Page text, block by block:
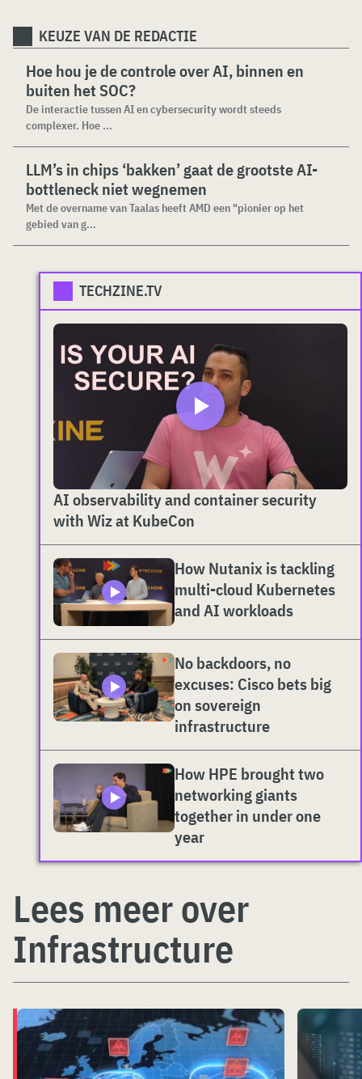
KEUZE VAN DE REDACTIE
Hoe hou je de controle over AI, binnen en
buiten het SOC?
De interactie tussen AI en cybersecurity wordt steeds
complexer. Hoe ...
LLM’s in chips ‘bakken’ gaat de grootste AI-
bottleneck niet wegnemen
Met de overname van Taalas heeft AMD een "pionier op het
gebied van g...
TECHZINE.TV
AI observability and container security
with Wiz at KubeCon
How Nutanix is tackling
multi-cloud Kubernetes
and AI workloads
No backdoors, no
excuses: Cisco bets big
on sovereign
infrastructure
How HPE brought two
networking giants
together in under one
year
Lees meer over
Infrastructure